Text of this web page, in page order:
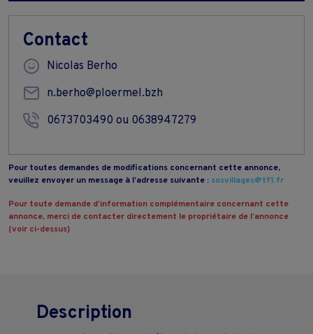
Contact
Nicolas Berho
n.berho@ploermel.bzh
0673703490 ou 0638947279
Pour toutes demandes de modifications concernant cette annonce,
veuillez envoyer un message à l’adresse suivante : sosvillages@tf1.fr
Pour toute demande d’information complémentaire concernant cette
annonce, merci de contacter directement le propriétaire de l’annonce
(voir ci-dessus)
Description